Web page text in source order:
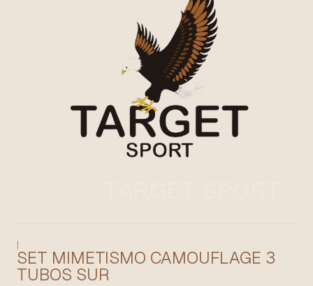
|
SET MIMETISMO CAMOUFLAGE 3
TUBOS SUR